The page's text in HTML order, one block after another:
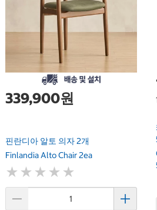
339,900원
핀란디아 알토 의자 2개
Finlandia Alto Chair 2ea
★ ★ ★ ★ ★
★ ★ ★ ★ ★